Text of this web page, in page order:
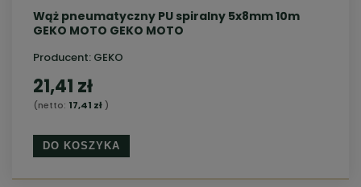
Wąż pneumatyczny PU spiralny 5x8mm 10m
GEKO MOTO GEKO MOTO
Producent: GEKO
21,41 zł
(netto: 17,41 zł)
DO KOSZYKA